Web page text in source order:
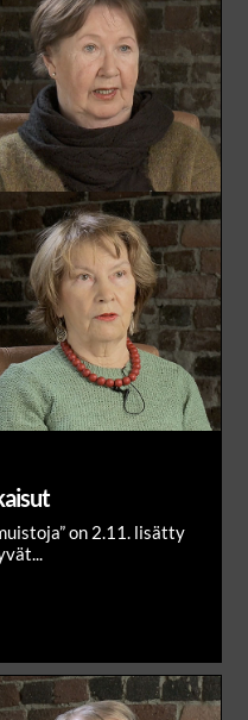
on 2.11. lisätty